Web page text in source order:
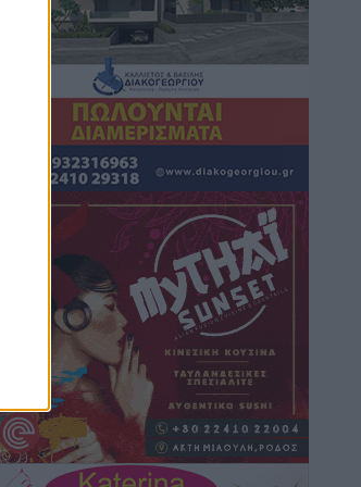
καιρικά φαινόμενα δεν υπάρχουν
περιθώρια εφησυχασμού
• πριν 2 ώρες
Στον Άγιο Νικόλαο Χάλκης ανοίγει
ξανά το ανανεωμένο εκκλησιαστικό
μουσείο από τη Λέσχη Lions Χάλκης
Τοπικές Ειδήσεις• πριν 2 ώρες
Ρόδος: «Βουλιάζει» από τουρίστες –
Πάνω από 1 εκατ. επιβάτες και 55
κρουαζιερόπλοια
Τοπικές Ειδήσεις πριν 2 ώρες
Γ’ Εθνική Κατηγορία: Οι ημερομηνίες
των αγωνιστικών της κανονικής
περιόδου
Αθλητικά• πριν 7 ώρες